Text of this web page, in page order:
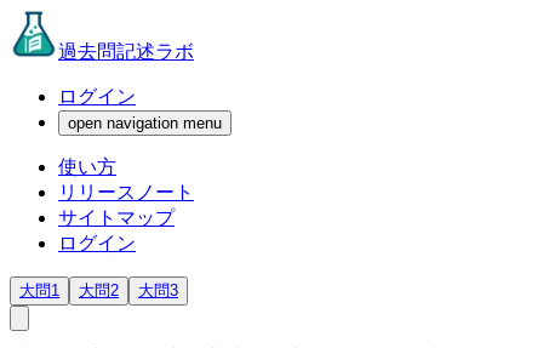
過去問記述ラボ
ログイン
open navigation menu
使い方
リリースノート
サイトマップ
ログイン
大問1 大問2 大問3